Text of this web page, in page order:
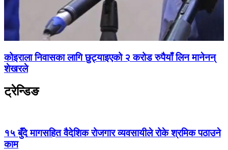
कोइराला निवासका लागि छुट्याइएको २ करोड रुपैयाँ लिन मानेनन्
शेखरले
ट्रेन्डिङ
१५ बुँदे मागसहित वैदेशिक रोजगार व्यवसायीले रोके श्रमिक पठाउने
काम